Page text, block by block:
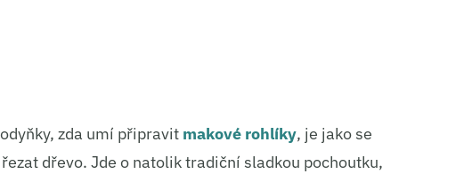
zda umí připravit makové rohlíky, je jako se
dřevo. Jde o natolik tradiční sladkou pochoutku,